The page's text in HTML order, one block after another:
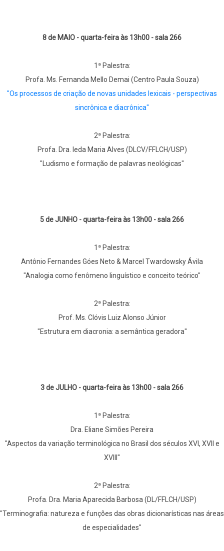
8 de MAIO - quarta-feira às 13h00 - sala 266
1ª Palestra:
Profa. Ms. Fernanda Mello Demai (Centro Paula Souza)
"Os processos de criação de novas unidades lexicais - perspectivas
sincrônica e diacrônica"
2ª Palestra:
Profa. Dra. Ieda Maria Alves (DLCV/FFLCH/USP)
"Ludismo e formação de palavras neológicas"
5 de JUNHO - quarta-feira às 13h00 - sala 266
1ª Palestra:
Antônio Fernandes Góes Neto & Marcel Twardowsky Ávila
"Analogia como fenômeno linguístico e conceito teórico"
2ª Palestra:
Prof. Ms. Clóvis Luiz Alonso Júnior
"Estrutura em diacronia: a semântica geradora"
3 de JULHO - quarta-feira às 13h00 - sala 266
1ª Palestra:
Dra. Eliane Simões Pereira
"Aspectos da variação terminológica no Brasil dos séculos XVI, XVII e
XVIII"
2ª Palestra:
Profa. Dra. Maria Aparecida Barbosa (DL/FFLCH/USP)
"Terminografia: natureza e funções das obras dicionarísticas nas áreas
de especialidades"